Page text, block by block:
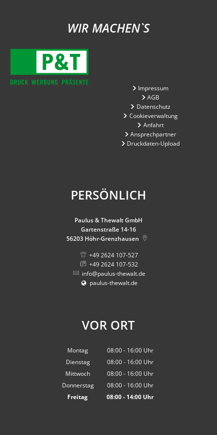
WIR MACHEN`S
Impressum
AGB
Datenschutz
Cookieverwaltung
Anfahrt
Ansprechpartner
Druckdaten-Upload
PERSÖNLICH
Paulus & Thewalt GmbH
Gartenstraße 14-16
56203 Höhr-Grenzhausen
+49 2624 107-527
+49 2624 107-532
info@paulus-thewalt.de
paulus-thewalt.de
VOR ORT
Montag 08:00- 16:00Uhr
Von 08:00 bis 16:00 Uhr
Dienstag 08:00- 16:00Uhr
Von 08:00 bis 16:00 Uhr
Mittwoch 08:00- 16:00Uhr
Von 08:00 bis 16:00 Uhr
Donnerstag 08:00- 16:00Uhr
Von 08:00 bis 16:00 Uhr
Freitag 08:00- 14:00 Uhr